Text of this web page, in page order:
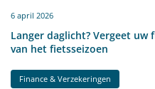
6 april 2026
Langer daglicht? Vergeet
van het fietsseizoen
Finance & Verzekeringen